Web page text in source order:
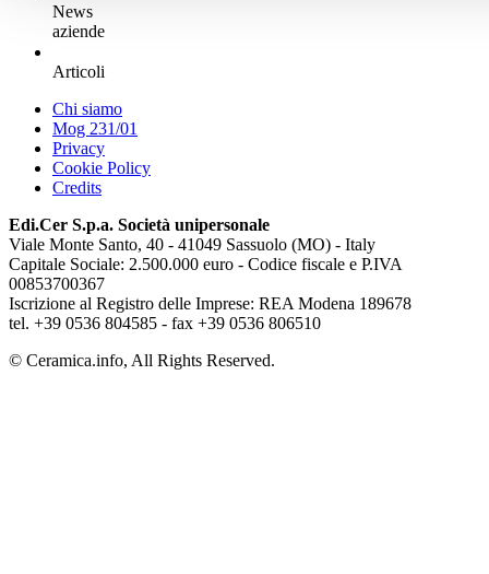
News
aziende
Articoli
Chi siamo
Mog 231/01
Privacy
Cookie Policy
Credits
Edi.Cer S.p.a. Società unipersonale
Viale Monte Santo, 40 - 41049 Sassuolo (MO) - Italy
Capitale Sociale: 2.500.000 euro - Codice fiscale e P.IVA
00853700367
Iscrizione al Registro delle Imprese: REA Modena 189678
tel. +39 0536 804585 - fax +39 0536 806510
© Ceramica.info, All Rights Reserved.